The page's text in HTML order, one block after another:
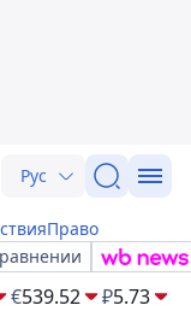
Рус
Право
€539.52 ₽5.73